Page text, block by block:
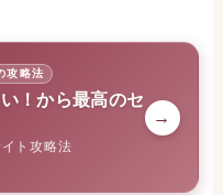
攻略法
！から最高のセ
ト攻略法
→